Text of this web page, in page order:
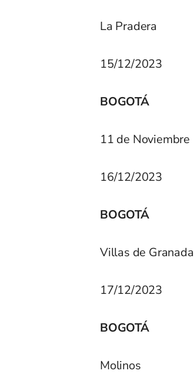
La Pradera
15/12/2023
BOGOTÁ
11 de Noviembre
16/12/2023
BOGOTÁ
Villas de Granada
17/12/2023
BOGOTÁ
Molinos